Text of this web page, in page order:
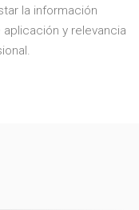
la información
y relevancia